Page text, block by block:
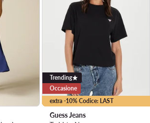
extra -10% Codice: LAST
Trending
Occasione
Guess Jeans